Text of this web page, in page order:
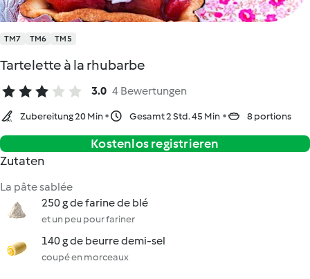
TM7 TM6 TM5
Tartelette à la rhubarbe
3.0 4 Bewertungen
Zubereitung 20 Min Gesamt 2 Std. 45 Min 8 portions
Kostenlos registrieren
Zutaten
La pâte sablée
250 g de farine de blé
et un peu pour fariner
140 g de beurre demi-sel
coupé en morceaux